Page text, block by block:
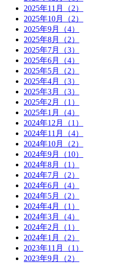
2025年11月（2）
2025年10月（2）
2025年9月（4）
2025年8月（2）
2025年7月（3）
2025年6月（4）
2025年5月（2）
2025年4月（3）
2025年3月（3）
2025年2月（1）
2025年1月（4）
2024年12月（1）
2024年11月（4）
2024年10月（2）
2024年9月（10）
2024年8月（1）
2024年7月（2）
2024年6月（4）
2024年5月（2）
2024年4月（1）
2024年3月（4）
2024年2月（1）
2024年1月（2）
2023年11月（1）
2023年9月（2）